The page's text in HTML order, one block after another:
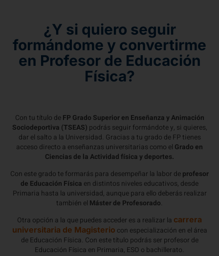
¿Y si quiero seguir
formándome y convertirme
en Profesor de Educación
Física?
Con tu título deFP Grado Superior en Enseñanza y Animación
Sociodeportiva (TSEAS) podrás seguir formándote y, si quieres,
dar el salto a la Universidad. Gracias a tu grado de FP tienes
acceso directo a enseñanzas universitarias como el Grado en
Ciencias de la Actividad física y deportes.
Con este grado te formarás para desempeñar la labor deprofesor
de Educación Física en distintos niveles educativos, desde
Primaria hasta la universidad, aunque para ello deberás realizar
también el Máster de Profesorado.
Otra opción a la que puedes acceder es a realizar la carrera
universitaria de Magisterio con especialización en el área
de Educación Física. Con este título podrás ser profesor de
Educación Física en Primaria, ESO o bachillerato.